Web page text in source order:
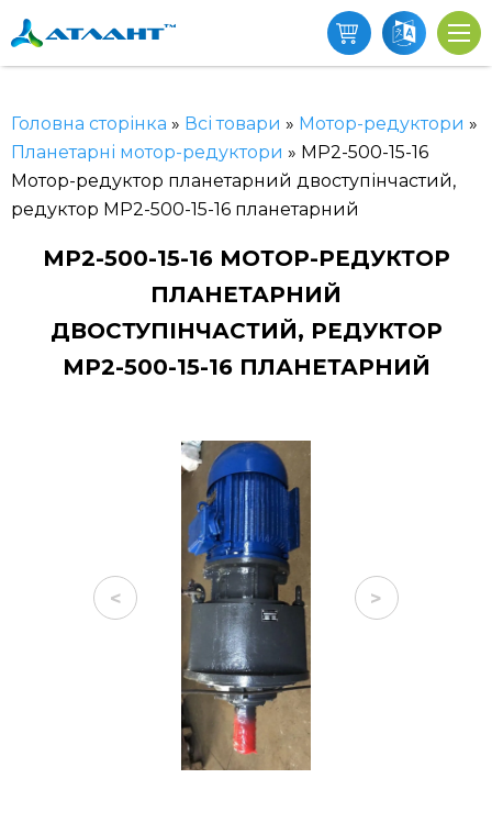
Головна сторінка » Всі товари » Мотор-редуктори »
Планетарні мотор-редуктори » МР2-500-15-16
Мотор-редуктор планетарний двоступінчастий,
редуктор МР2-500-15-16 планетарний
МР2-500-15-16 МОТОР-РЕДУКТОР
ПЛАНЕТАРНИЙ
ДВОСТУПІНЧАСТИЙ, РЕДУКТОР
МР2-500-15-16 ПЛАНЕТАРНИЙ
< >